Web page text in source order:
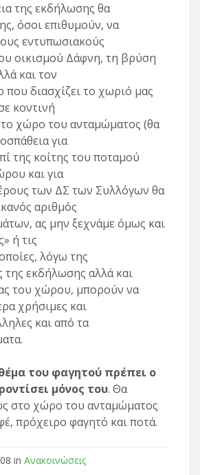
της εκδήλωσης θα
όσοι επιθυμούν, να
εντυπωσιακούς
οικισμού Δάφνη, τη βρύση
και τον
διασχίζει το χωριό μας
κοντινή
χώρο του ανταμώματος (θα
για
της κοίτης του ποταμού
και για
των ΔΣ των Συλλόγων θα
αριθμός
ας μην ξεχνάμε όμως και
ή τις
λόγω της
της εκδήλωσης αλλά και
του χώρου, μπορούν να
χρήσιμες και
και από τα
του φαγητού πρέπει ο
μόνος του. Θα
στο χώρο του ανταμώματος
πρόχειρο φαγητό και ποτά.
in Ανακοινώσεις